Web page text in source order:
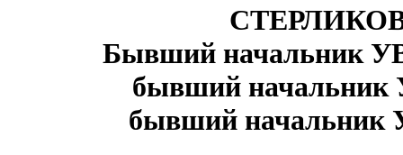
Бывший начальник
бывший начальник
бывший начальник